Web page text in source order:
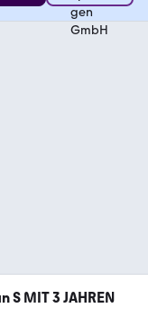
S MIT 3 JAHREN